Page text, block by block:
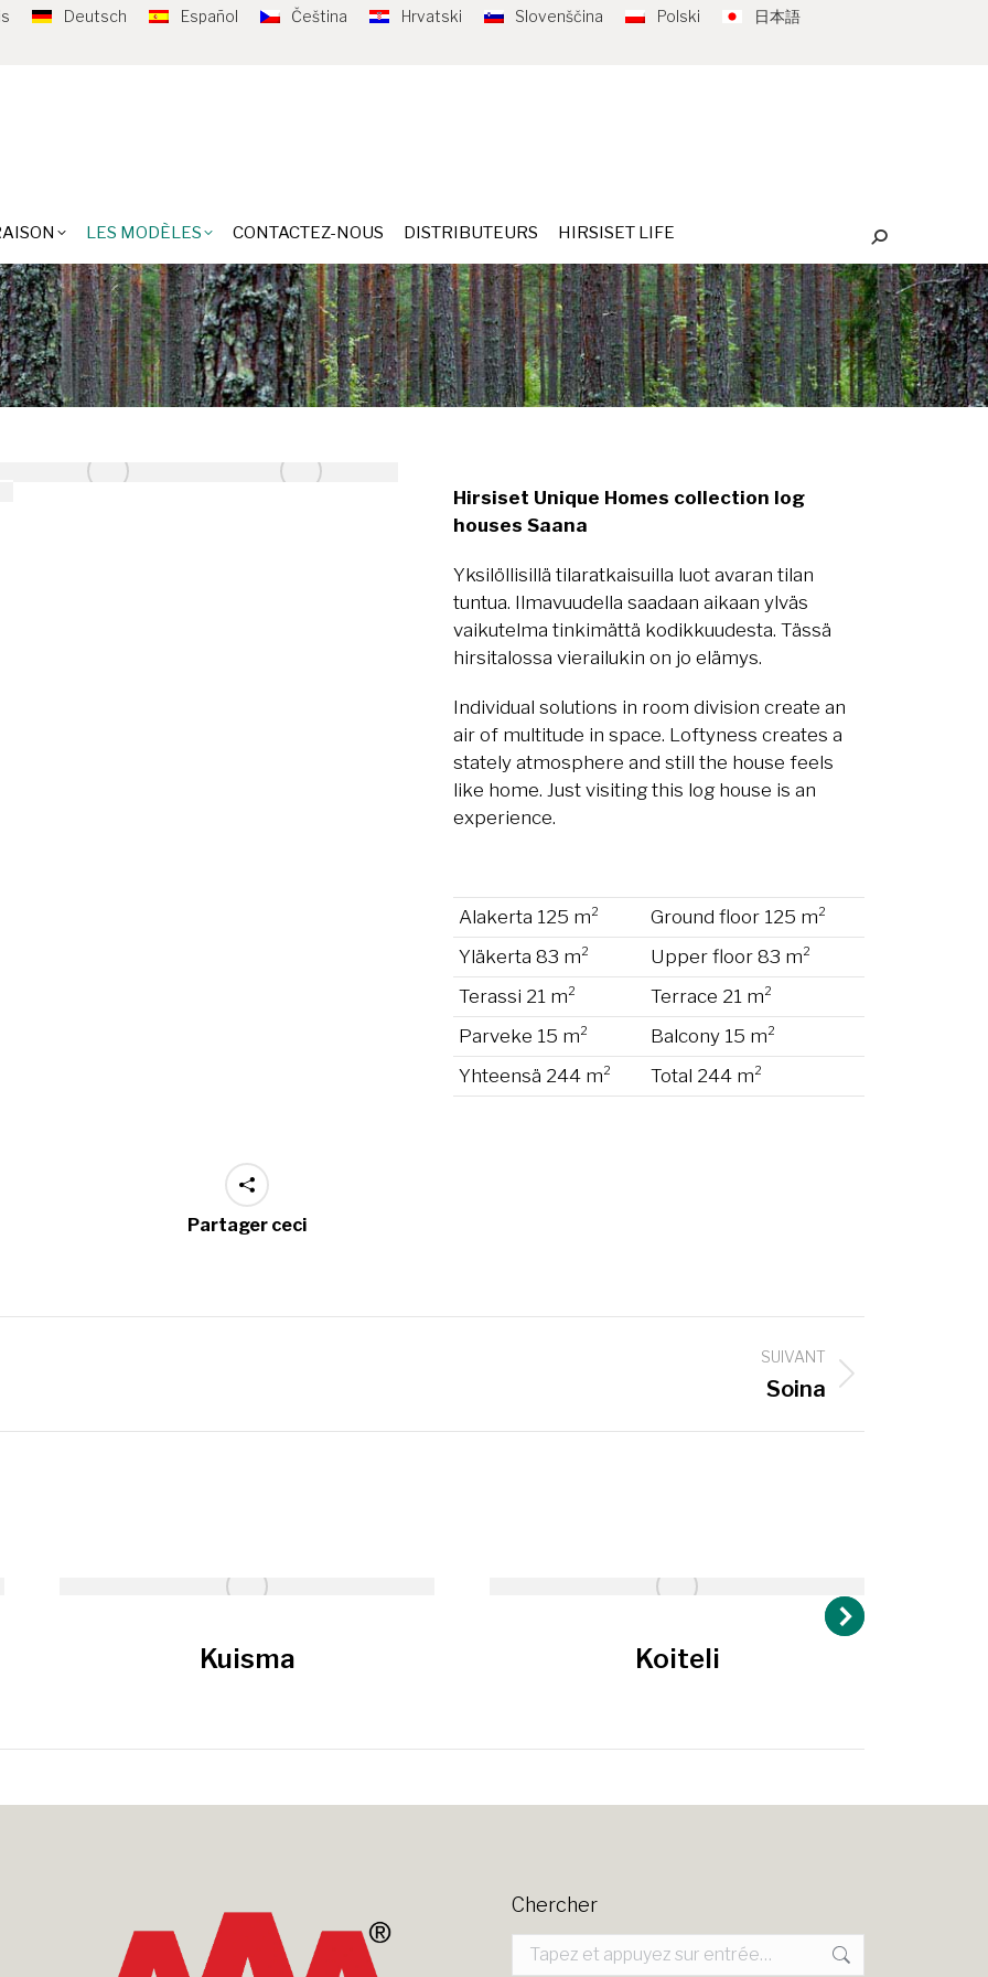
Deutsch Español Čeština Hrvatski Slovenščina Polski
日本語
LES MODÈLES CONTACTEZ-NOUS DISTRIBUTEURS HIRSISET LIFE
Recherche
:
Hirsiset Unique Homes collection log
houses Saana
Yksilöllisillä tilaratkaisuilla luot avaran tilan
tuntua. Ilmavuudella saadaan aikaan ylväs
vaikutelma tinkimättä kodikkuudesta. Tässä
hirsitalossa vierailukin on jo elämys.
Individual solutions in room division create an
air of multitude in space. Loftyness creates a
stately atmosphere and still the house feels
like home. Just visiting this log house is an
experience.
Alakerta 125 m²
Ground floor 125 m²
Yläkerta 83 m²
Upper floor 83 m²
Terassi 21 m²
Terrace 21 m²
Parveke 15 m²
Balcony 15 m²
Yhteensä 244 m²
Total 244 m²
Partager ceci
SUIVANT
Soina
Kuisma Koiteli
Chercher
Recherche
LIVRAISON LES MODÈLES CONTACTEZ-NOUS DISTRIBUTEURS HIRSISET LIFE